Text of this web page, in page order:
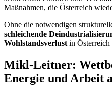
Maßnahmen, die Österreich
Ohne die notwendigen
schleichende
Wohlstandsverlustin Österreich
Mikl-Leitner:
Energie und Arbeit